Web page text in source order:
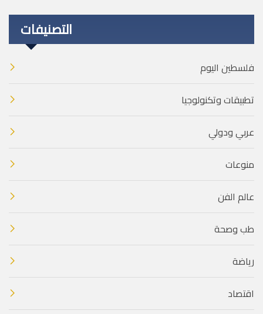
التصنيفات
فلسطين اليوم
تطبيقات وتكنولوجيا
عربي ودولي
منوعات
عالم الفن
طب وصحة
رياضة
اقتصاد